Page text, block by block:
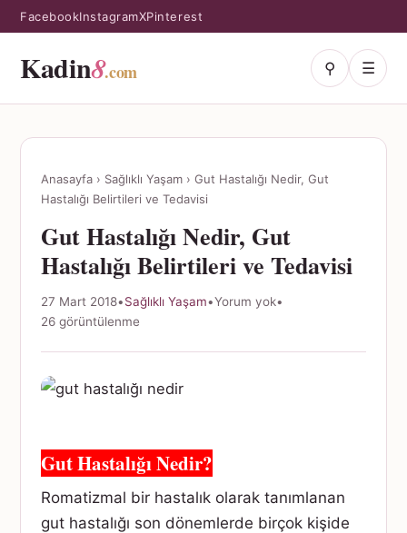
FacebookInstagramXPinterest
Kadin8.com ⚲ ☰
Anasayfa › Sağlıklı Yaşam › Gut Hastalığı Nedir, Gut
Hastalığı Belirtileri ve Tedavisi
Gut Hastalığı Nedir, Gut
Hastalığı Belirtileri ve Tedavisi
27 Mart 2018•Sağlıklı Yaşam•Yorum yok•
26 görüntülenme
Gut Hastalığı Nedir?
Romatizmal bir hastalık olarak tanımlanan
gut hastalığı son dönemlerde birçok kişide